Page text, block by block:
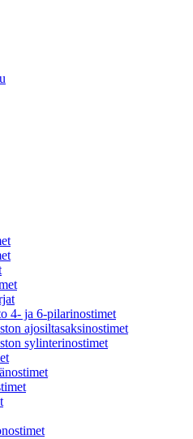
4- ja 6-pilarinostimet
ajosiltasaksinostimet
sylinterinostimet